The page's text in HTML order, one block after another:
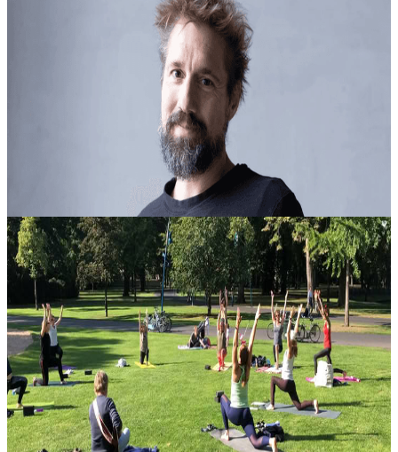
Un incontro di 2 ore ad Amsterdam dedicato alla filosofia dello
yoga, pensato come una serata di riflessione e di intuizione pratica.
In questa lezione, Ty Landrum propone un approccio alla filosofia....
11:00
Amsterdam, Paesi Bassi
108 Saluti al Sole
Yoga Challenge Tra le sequenze più conosciute dello yoga, il saluto
al sole viene tradizionalmente praticato in un flusso continuo,
coordinato con il respiro. Questo appuntamento propone una sfida
gio...
Su richiesta
Contatta l'organizzatore per le date disponibili